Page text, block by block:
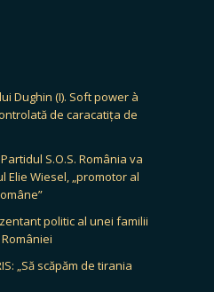
Dughin (I). Soft power à
de caracatița de
Partidul S.O.S. România va
Elie Wiesel, „promotor al
politic al unei familii
„Să scăpăm de tirania